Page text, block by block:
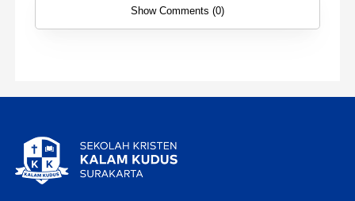
Show Comments (0)